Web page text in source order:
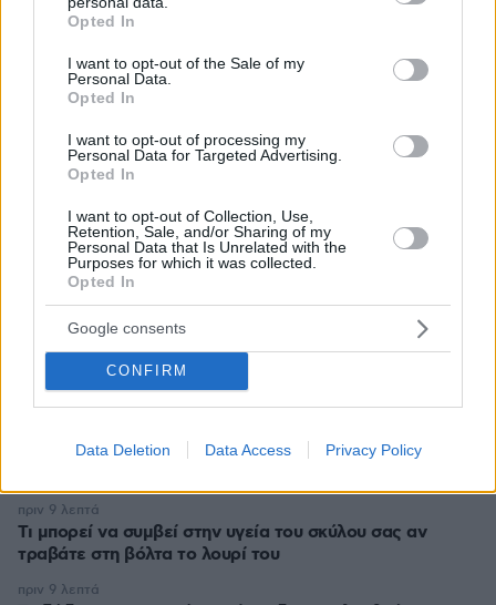
grant or deny consent to Google and its third-party tags to
use your data for below specified purposes in below Google
consent section.
Opted In
I want to opt-out of the Sale of my
Personal Data.
Opted In
I want to opt-out of processing my
Personal Data for Targeted Advertising.
Opted In
I want to opt-out of Collection, Use,
Retention, Sale, and/or Sharing of my
Personal Data that Is Unrelated with the
Purposes for which it was collected.
Opted In
Google consents
CONFIRM
Data Deletion Data Access Privacy Policy
* Υποχρεωτικά πεδία
ΡΟΗ ΕΙΔΗΣΕΩΝ
Άνοια: Οκτώ παράγοντες κινδύνου για την πρώιμη
Τι μπορεί να συμβεί στην υγεία του σκύλου σας αν
τραβάτε στη βόλτα το λουρί του
πριν 9 λεπτά
πριν 9 λεπτά